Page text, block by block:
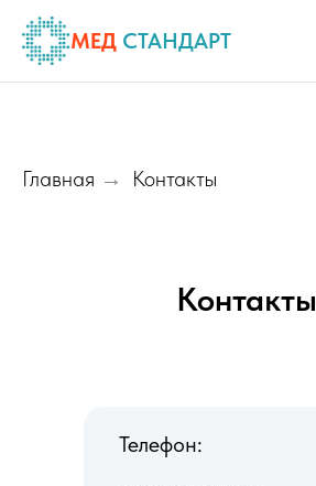
МЕД СТАНДАРТ
Главная → Контакты
Контакты
Телефон: